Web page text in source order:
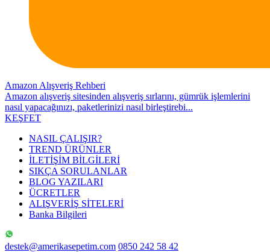
Amazon Alışveriş Rehberi
Amazon alışveriş sitesinden alışveriş sırlarını, gümrük işlemlerini
nasıl yapacağınızı, paketlerinizi nasıl birleştirebi...
KEŞFET
NASIL ÇALIŞIR?
TREND ÜRÜNLER
İLETİŞİM BİLGİLERİ
SIKÇA SORULANLAR
BLOG YAZILARI
ÜCRETLER
ALIŞVERİŞ SİTELERİ
Banka Bilgileri
destek@amerikasepetim.com 0850 242 58 42